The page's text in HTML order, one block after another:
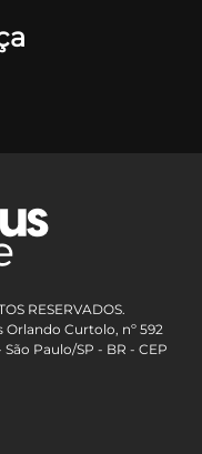
RESERVADOS.
Orlando Curtolo, nº 592
Paulo/SP - BR - CEP